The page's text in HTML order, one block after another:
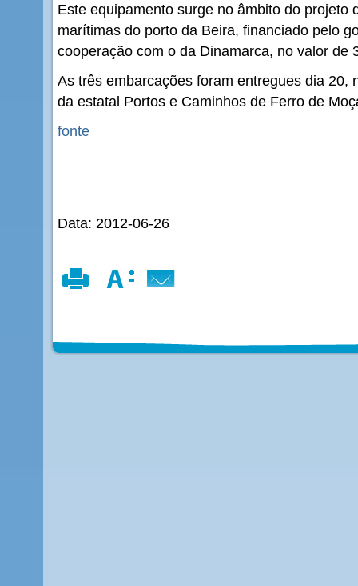
Este equipamento surge no âmbito do projeto
marítimas do porto da Beira, financiado pelo
cooperação com o da Dinamarca, no valor de
As três embarcações foram entregues dia 20,
da estatal Portos e Caminhos de Ferro de
fonte
Data: 2012-06-26